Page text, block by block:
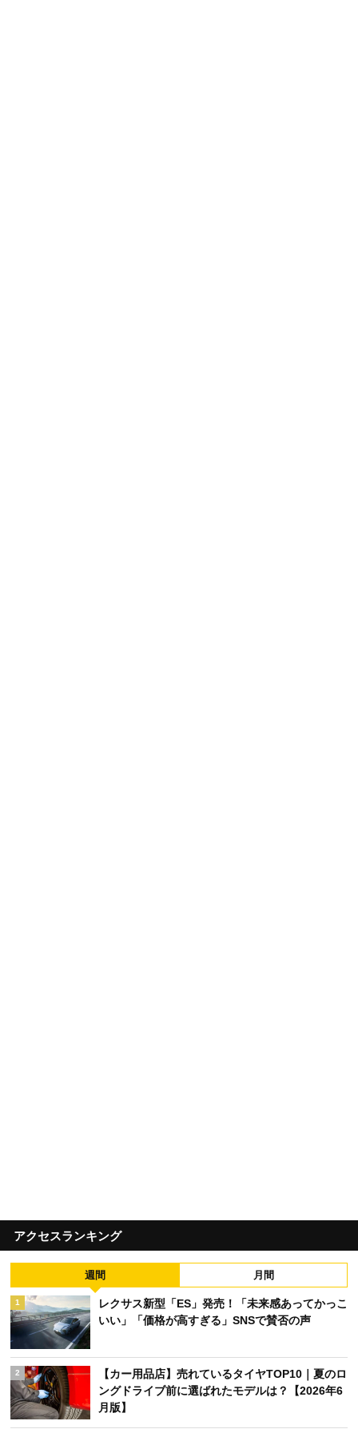
アクセスランキング
週間 月間
1
レクサス新型「ES」発売！「未来感あってかっこ
いい」「価格が高すぎる」SNSで賛否の声
2
【カー用品店】売れているタイヤTOP10｜夏のロ
ングドライブ前に選ばれたモデルは？【2026年6
月版】